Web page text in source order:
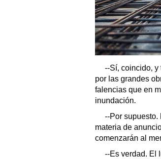
--Sí, coincido, y
por las grandes
falencias que en
inundación.
--Por supuesto.
materia de
comenzarán al
--Es verdad. El